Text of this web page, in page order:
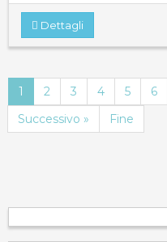
Dettagli
1 2 3 4 5 6
Successivo »
Fine